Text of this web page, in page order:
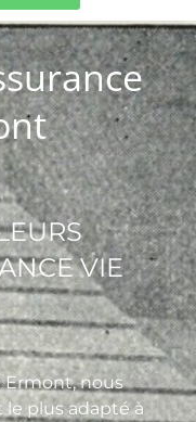
VIE
Ermont, nous
le plus adapté à